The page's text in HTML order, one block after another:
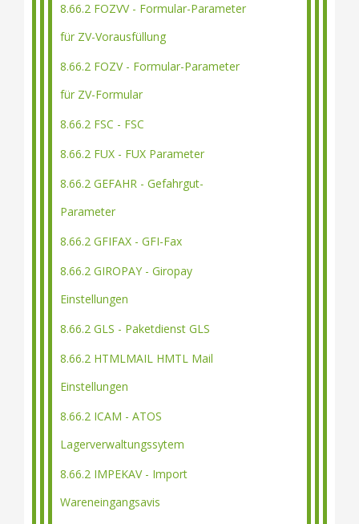
8.66.2 FOZVV - Formular-Parameter
für ZV-Vorausfüllung
8.66.2 FOZV - Formular-Parameter
für ZV-Formular
8.66.2 FSC - FSC
8.66.2 FUX - FUX Parameter
8.66.2 GEFAHR - Gefahrgut-
Parameter
8.66.2 GFIFAX - GFI-Fax
8.66.2 GIROPAY - Giropay
Einstellungen
8.66.2 GLS - Paketdienst GLS
8.66.2 HTMLMAIL HMTL Mail
Einstellungen
8.66.2 ICAM - ATOS
Lagerverwaltungssytem
8.66.2 IMPEKAV - Import
Wareneingangsavis